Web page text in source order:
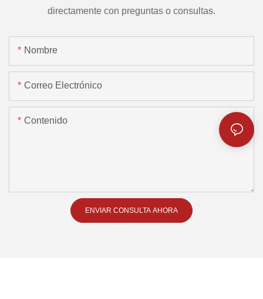
directamente con preguntas o consultas.
Nombre
Correo Electrónico
Contenido
ENVIAR CONSULTA AHORA